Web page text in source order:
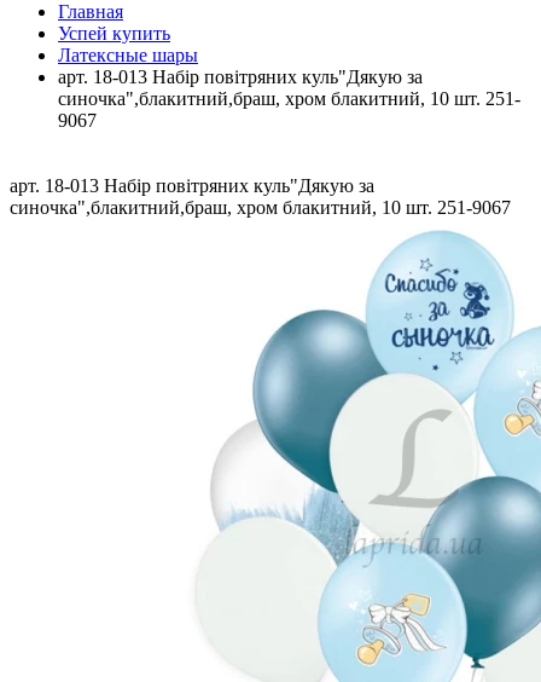
Главная
Успей купить
Латексные шары
арт. 18-013 Набір повітряних куль"Дякую за
синочка",блакитний,браш, хром блакитний, 10 шт. 251-
9067
арт. 18-013 Набір повітряних куль"Дякую за
синочка",блакитний,браш, хром блакитний, 10 шт. 251-9067